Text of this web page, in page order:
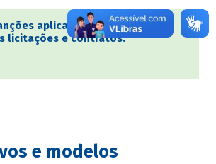
aplicadas pelo BNDES no
licitações e contratos.
e modelos